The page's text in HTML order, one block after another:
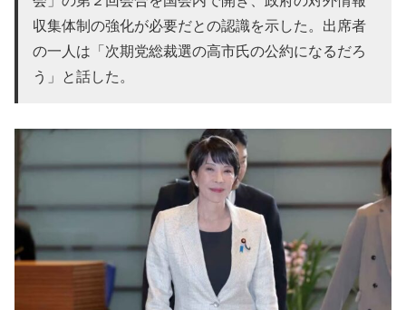
収集体制の強化が必要だとの認識を示した。出席者
の一人は「次期党総裁選の高市氏の公約になるだろ
う」と話した。